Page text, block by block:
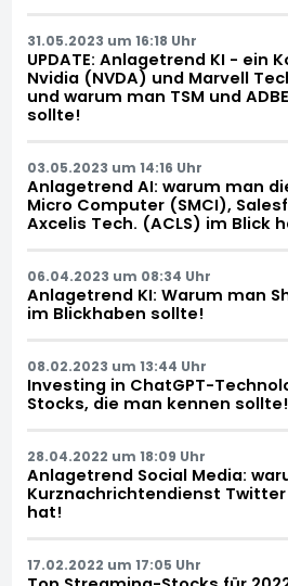
31.05.2023 um 16:18 Uhr
UPDATE: Anlagetrend KI - ein
Nvidia (NVDA) und Marvell
und warum man TSM und
sollte!
03.05.2023 um 14:16 Uhr
Anlagetrend AI: warum man
Micro Computer (SMCI),
Axcelis Tech. (ACLS) im Blick
06.04.2023 um 08:34 Uhr
Anlagetrend KI: Warum man
im Blickhaben sollte!
08.02.2023 um 13:44 Uhr
Investing in ChatGPT-
Stocks, die man kennen sollte!
28.04.2022 um 18:09 Uhr
Anlagetrend Social Media:
Kurznachrichtendienst
hat!
17.02.2022 um 17:05 Uhr